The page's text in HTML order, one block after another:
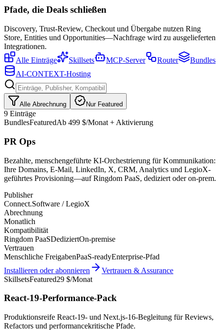
Pfade, die Deals schließen
Discovery, Trust-Review, Checkout und Übergabe nutzen Ring
Store, Entities und Opportunities—Nachfrage wird zu ausgelieferten
Integrationen.
Alle Einträge
Skillsets MCP-Server Router
Bundles
AI-CONTEXT-Hosting
Alle Abrechnung Nur Featured
9 Einträge
BundlesFeaturedAb 499 $/Monat + Aktivierung
PR Ops
Bezahlte, menschengeführte KI-Orchestrierung für Kommunikation:
Ihre Domains, E-Mail, LinkedIn, X, CRM, Analytics und LegioX-
geführtes Provisioning—auf Ringdom PaaS, dediziert oder on-prem.
Publisher
Connect.Software / LegioX
Abrechnung
Monatlich
Kompatibilität
Ringdom PaaSDediziertOn-premise
Vertrauen
Menschliche FreigabenPaaS-readyEnterprise-Pfad
Installieren oder abonnieren
Vertrauen & Assurance
SkillsetsFeatured29 $/Monat
React-19-Performance-Pack
Produktionsreife React-19- und Next.js-16-Begleitung für Reviews,
Refactors und performancekritische Pfade.